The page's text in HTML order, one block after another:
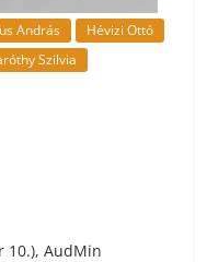
András
Hévizi Ottó
Szilvia
10.), AudMin